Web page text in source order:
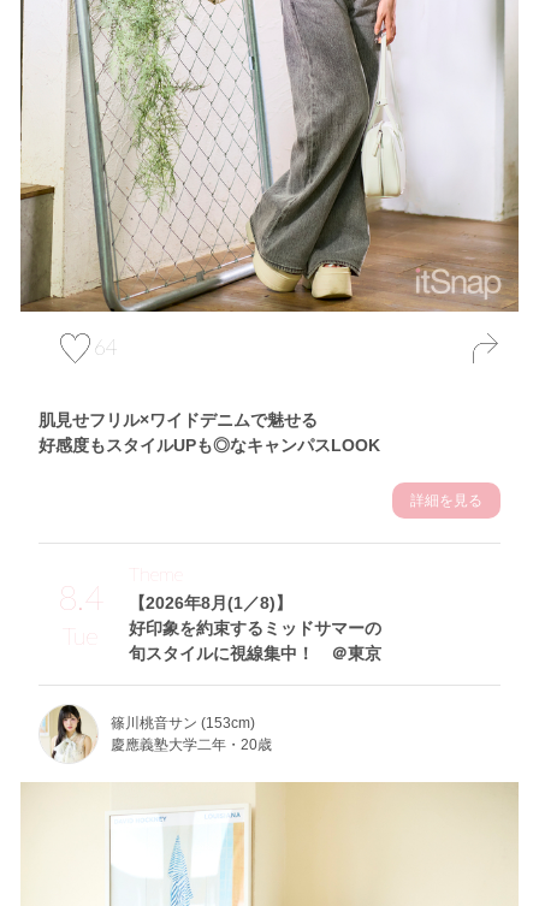
64
肌見せフリル×ワイドデニムで魅せる
好感度もスタイルUPも◎なキャンパスLOOK
詳細を見る
8.4
Tue
【2026年8月(1／8)】
好印象を約束するミッドサマーの
旬スタイルに視線集中！ ＠東京
Theme
篠川桃音サン (153cm)
慶應義塾大学二年・20歳